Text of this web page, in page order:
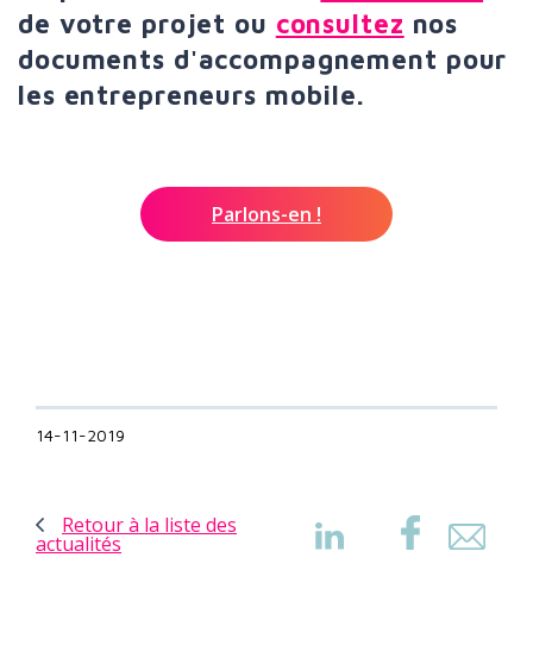
de votre projet ou consultez nos
documents d'accompagnement pour
les entrepreneurs mobile.
Parlons-en !
14-11-2019
Retour à la liste des
actualités